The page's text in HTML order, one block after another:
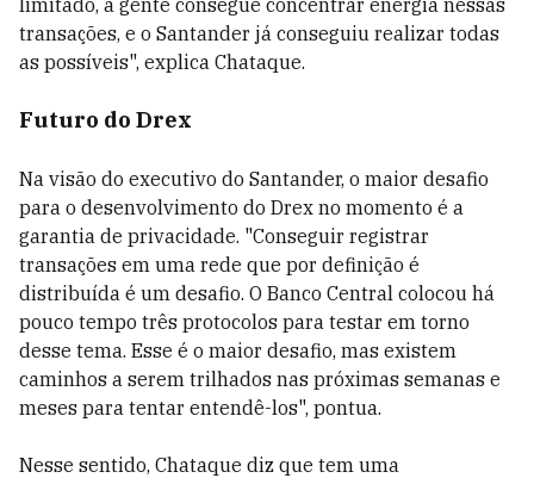
limitado, a gente consegue concentrar energia nessas
transações, e o Santander já conseguiu realizar todas
as possíveis", explica Chataque.
Futuro do Drex
Na visão do executivo do Santander, o maior desafio
para o desenvolvimento do Drex no momento é a
garantia de privacidade. "Conseguir registrar
transações em uma rede que por definição é
distribuída é um desafio. O Banco Central colocou há
pouco tempo três protocolos para testar em torno
desse tema. Esse é o maior desafio, mas existem
caminhos a serem trilhados nas próximas semanas e
meses para tentar entendê-los", pontua.
Nesse sentido, Chataque diz que tem uma